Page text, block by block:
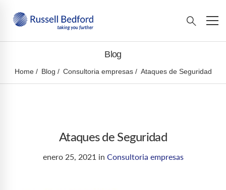
Blog
Home Blog Consultoria empresas Ataques de Seguridad
Ataques de Seguridad
enero 25, 2021 in Consultoria empresas